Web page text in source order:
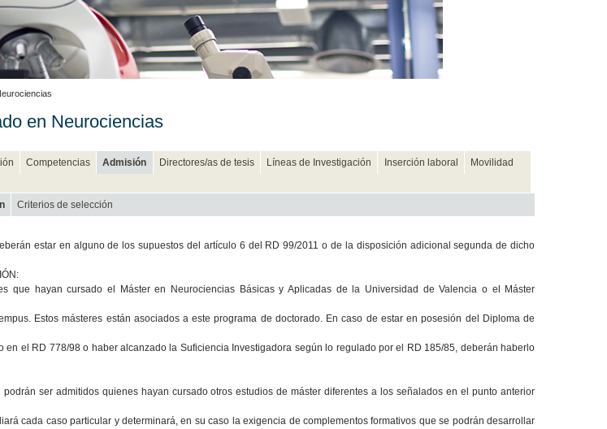
en Neurociencias
Competencias Admisión Directores/as de tesis Líneas de Investigación Inserción laboral
Movilidad
Criterios de selección
estar en alguno de los supuestos del artículo 6 del RD 99/2011 o de la disposición adicional segunda de dicho
que hayan cursado el Máster en Neurociencias Básicas y Aplicadas de la Universidad de Valencia o el Máster
Estos másteres están asociados a este programa de doctorado. En caso de estar en posesión del Diploma de
en el RD 778/98 o haber alcanzado la Suficiencia Investigadora según lo regulado por el RD 185/85, deberán haberlo
ser admitidos quienes hayan cursado otros estudios de máster diferentes a los señalados en el punto anterior
cada caso particular y determinará, en su caso la exigencia de complementos formativos que se podrán desarrollar